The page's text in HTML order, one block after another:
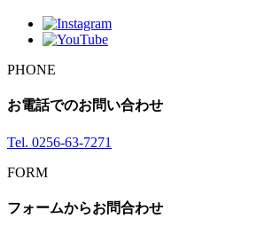
PHONE
お電話でのお問い合わせ
Tel. 0256-63-7271
FORM
フォームからお問合わせ